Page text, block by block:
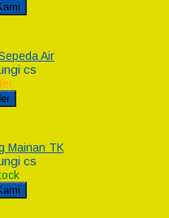
Air
cs
Mainan TK
cs